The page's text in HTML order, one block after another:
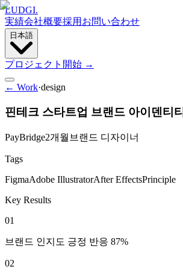
LUDGI.
実績会社概要採用 お問い合わせ
日本語
プロジェクト開始 →
← Work·design
핀테크 스타트업 브랜드 아이덴티티
PayBridge2개월 브랜드 디자이너
Tags
FigmaAdobe IllustratorAfter EffectsPrinciple
Key Results
01
브랜드 인지도 긍정 반응 87%
02